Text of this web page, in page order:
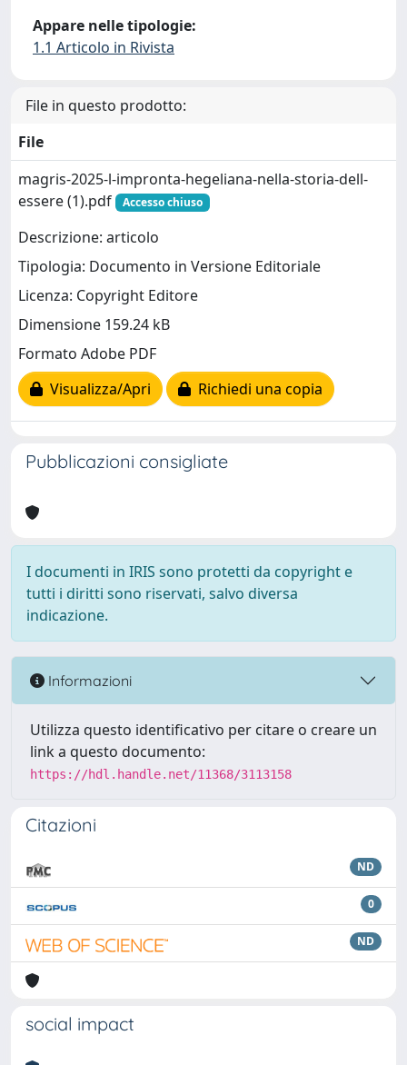
Appare nelle tipologie:
1.1 Articolo in Rivista
File in questo prodotto:
File
magris-2025-l-impronta-hegeliana-nella-storia-dell-
essere (1).pdf
Accesso chiuso
Descrizione: articolo
Tipologia: Documento in Versione Editoriale
Licenza: Copyright Editore
Dimensione 159.24 kB
Formato Adobe PDF
Visualizza/Apri
Richiedi una copia
Pubblicazioni consigliate
I documenti in IRIS sono protetti da copyright e
tutti i diritti sono riservati, salvo diversa
indicazione.
Informazioni
Utilizza questo identificativo per citare o creare un
link a questo documento:
https://hdl.handle.net/11368/3113158
Citazioni
ND
0
ND
social impact